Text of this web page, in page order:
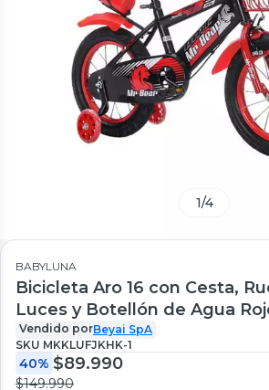
1/4
BABYLUNA
Bicicleta Aro 16 con Cesta,
Luces y Botellón de Agua
Vendido porBeyai SpA
SKU MKKLUFJKHK-1
40% $89.990
$149.990